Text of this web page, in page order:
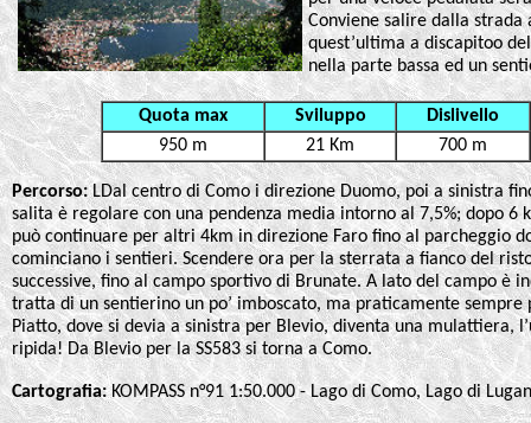
Conviene salire dalla strada
quest’ultima a discapitoo
nella parte bassa ed un
Quota max Sviluppo
Dislivello
950 m
21 Km 700 m
Percorso:LDal centro di Como i direzione Duomo, poi a sinistra
salita è regolare con una pendenza media intorno al 7,5%; dopo 6
può continuare per altri 4km in direzione Faro fino al parcheggio
cominciano i sentieri. Scendere ora per la sterrata a fianco del
successive, fino al campo sportivo di Brunate. A lato del campo è
tratta di un sentierino un po’ imboscato, ma praticamente
Piatto, dove si devia a sinistra per Blevio, diventa una mulattiera,
ripida! Da Blevio per la SS583 si torna a Como.
Cartografia:KOMPASS n°91 1:50.000 - Lago di Como, Lago di